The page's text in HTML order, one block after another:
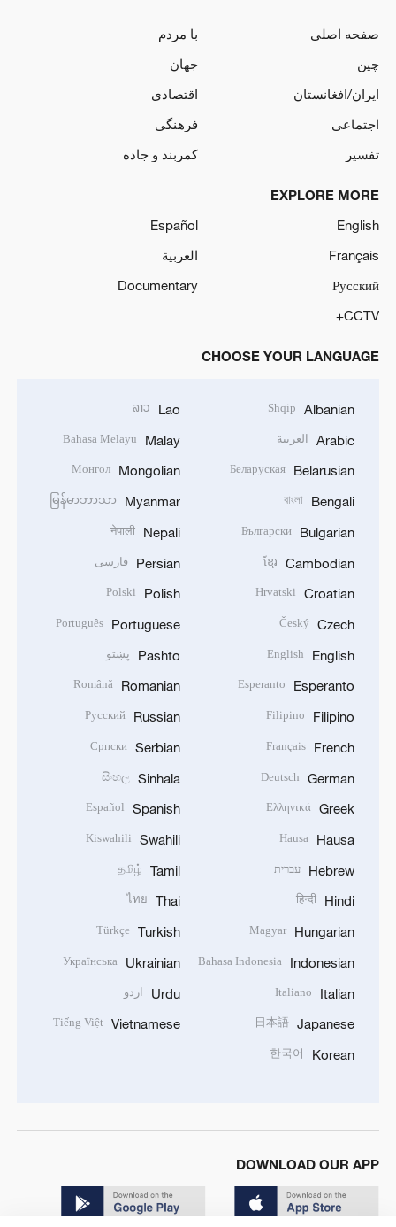
صفحه اصلی
با مردم
چین
جهان
ایران/افغانستان
اقتصادی
اجتماعی
فرهنگی
تفسیر
کمربند و جاده
EXPLORE MORE
English
Español
Français
العربية
Русский
Documentary
CCTV+
CHOOSE YOUR LANGUAGE
Albanian
Shqip
Arabic العربية
Belarusian
Беларуская
Bengali
বাংলা
Bulgarian
Български
Cambodian
ខ្មែរ
Croatian
Hrvatski
Czech
Český
English
English
Esperanto
Esperanto
Filipino
Filipino
French
Français
German
Deutsch
Greek
Ελληνικά
Hausa
Hausa
Hebrew עברית
Hindi
हिन्दी
Hungarian
Magyar
Indonesian
Bahasa Indonesia
Italian
Italiano
Japanese
日本語
Korean
한국어
Lao
ລາວ
Malay
Bahasa Melayu
Mongolian
Монгол
Myanmar
မြန်မာဘာသာ
Nepali
नेपाली
Persian فارسی
Polish
Polski
Portuguese
Português
Pashto پښتو
Romanian
Română
Russian
Русский
Serbian
Српски
Sinhala
සිංහල
Spanish
Español
Swahili
Kiswahili
Tamil
தமிழ்
Thai
ไทย
Turkish
Türkçe
Ukrainian
Українська
Urdu اردو
Vietnamese
Tiếng Việt
DOWNLOAD OUR APP